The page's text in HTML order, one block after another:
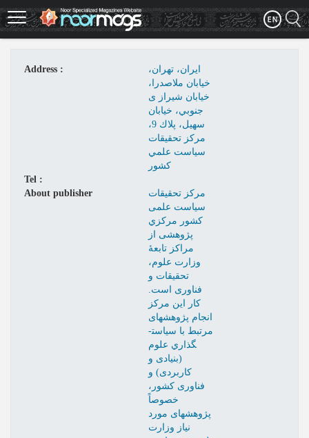
Skip
to
main
Address :
ايران، تهران،
خيابان ملاصدرا،
خيابان شيراز ی
جنوبي، خيابان
سهيل، پلاك 9،
مركز تحقيقات
سياست علمي
كشور
Tel :
About publisher
مرکز تحقيقات
سياست علمی
کشور مرکزي
پژوهشی از
مراکز تابعۀ
وزارت علوم،
تحقيقات و
فناوری است.
کار اين مرکز
انجام پژوهشهای
مرتبط با سياست­
گذاري علوم
(بنيادی و
کاربردی) و
فناوری کشور،
خصوصاً
پژوهشهای مورد
نياز وزارت